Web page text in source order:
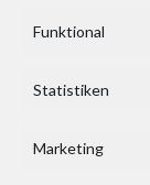
Funktional
Statistiken
Marketing